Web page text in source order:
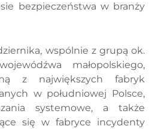
bezpieczeństwa w branży
wspólnie z grupą ok.
małopolskiego,
z największych fabryk
w południowej Polsce,
systemowe, a także
się w fabryce incydenty